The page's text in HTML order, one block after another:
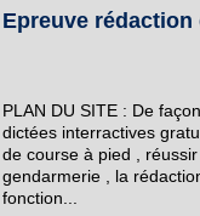
Epreuve
PLAN DU SITE : De
dictées interractives
de course à pied ,
gendarmerie , la
fonction...